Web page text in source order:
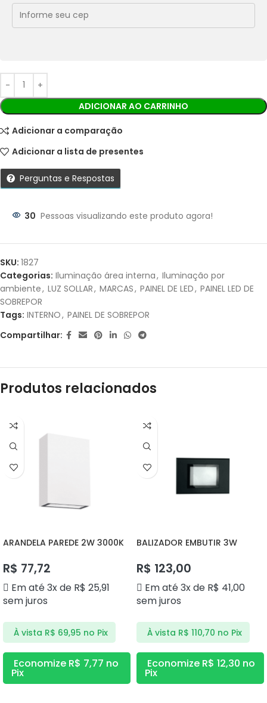
Ao finalizar sua compra você receberá os detalhes para
realizar o pagamento.
Parcelas:
JUROS
2X DE R$32,95SEM
JUROS
3X DER$21,97SEM
R$
ADICIONAR AO CARRINHO
Adicionar a comparação
Adicionar a lista de presentes
Perguntas e Respostas
30 Pessoas visualizando este produto agora!
SKU: 1827
Categorias: Iluminação área interna, Iluminação por
ambiente, LUZ SOLLAR, MARCAS, PAINEL DE LED, PAINEL LED DE
SOBREPOR
Tags: INTERNO, PAINEL DE SOBREPOR
Compartilhar:
Produtos relacionados
ARANDELA PAREDE 2W 3000K
R$ 77,72
Em até 3x de R$ 25,91
sem juros
À vista R$ 69,95 no Pix
Economize R$ 7,77 no
Pix
BALIZADOR EMBUTIR 3W
R$ 123,00
Em até 3x de R$ 41,00
sem juros
À vista R$ 110,70 no Pix
Economize R$ 12,30 no
Pix